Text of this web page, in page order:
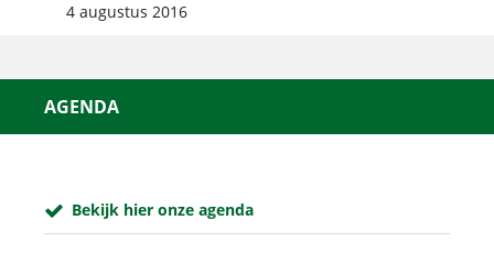
4 augustus 2016
AGENDA
Bekijk hier onze agenda